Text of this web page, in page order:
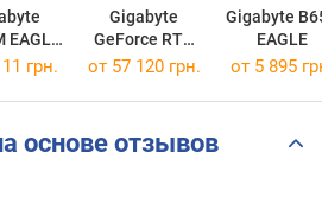
EAGLE
Gigabyte
GeForce RTX
5070 Ti EAGLE
Gigabyte
EAGLE
грн. от 57 120 грн. от 5 895
основе отзывов